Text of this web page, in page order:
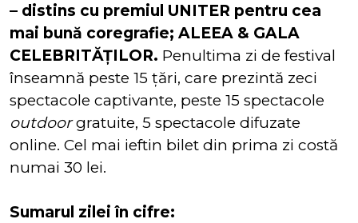
– distins cu premiul UNITER pentru cea
mai bună coregrafie; ALEEA & GALA
CELEBRITĂȚILOR. Penultima zi de festival
înseamnă peste 15 țări, care prezintă zeci
spectacole captivante, peste 15 spectacole
outdoorgratuite, 5 spectacole difuzate
online. Cel mai ieftin bilet din prima zi costă
numai 30 lei.
Sumarul zilei în cifre: